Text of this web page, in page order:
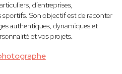
d’entreprises,
sportifs. Son objectif est de raconter
authentiques, dynamiques et
et vos projets.